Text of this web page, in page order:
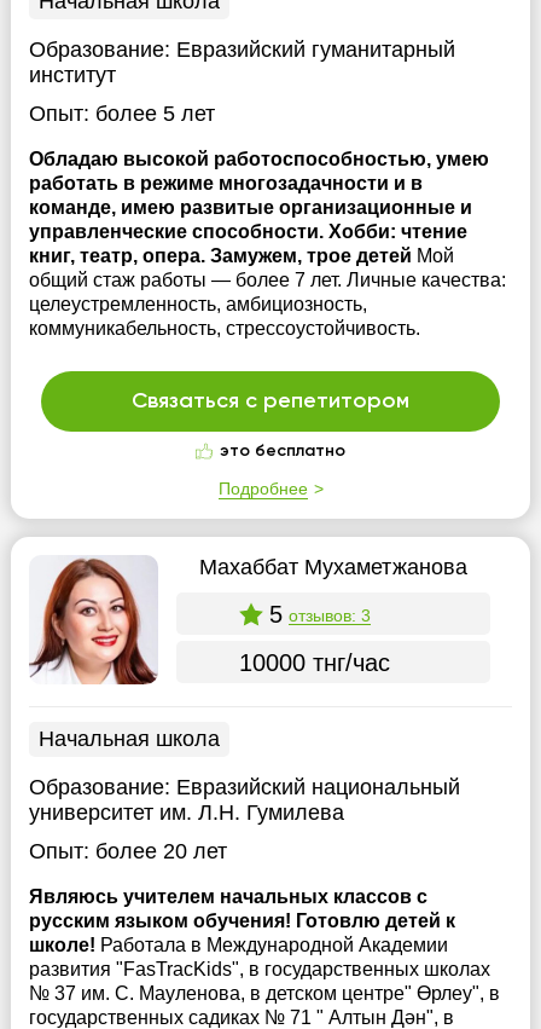
Образование: Евразийский гуманитарный
институт
Опыт: более 5 лет
Обладаю высокой работоспособностью, умею
работать в режиме многозадачности и в
команде, имею развитые организационные и
управленческие способности. Хобби: чтение
книг, театр, опера. Замужем, трое детей Мой
общий стаж работы — более 7 лет. Личные качества:
целеустремленность, амбициозность,
коммуникабельность, стрессоустойчивость.
Связаться с репетитором
это бесплатно
Подробнее
Махаббат Мухаметжанова
5 отзывов: 3
10000 тнг/час
Начальная школа
Образование: Евразийский национальный
университет им. Л.Н. Гумилева
Опыт: более 20 лет
Являюсь учителем начальных классов с
русским языком обучения! Готовлю детей к
школе! Работала в Международной Академии
развития "FasTracKids", в государственных школах
№ 37 им. С. Мауленова, в детском центре" Өрлеу", в
государственных садиках № 71 " Алтын Дән", в